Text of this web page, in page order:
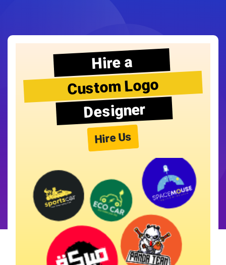
Hire a
Custom Logo
Designer
Hire Us